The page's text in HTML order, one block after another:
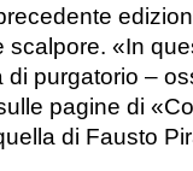
«In
di purgatorio –
pagine di
di Fausto